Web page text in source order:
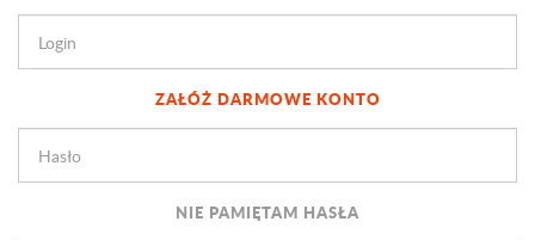
ZAŁÓŻ DARMOWE KONTO
NIE PAMIĘTAM HASŁA